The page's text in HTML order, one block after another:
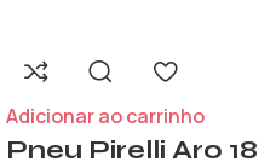
Adicionar ao carrinho
Pneu Pirelli Aro 18